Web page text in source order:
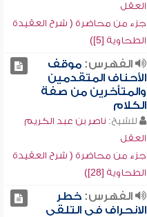
العقل
جزء من محاضرة ( شرح العقيدة
الطحاوية [5])
الفهرس:موقف
الأحناف المتقدمين
والمتأخرين من صفة
الكلام
للشيخ: ناصر بن عبد الكريم
العقل
جزء من محاضرة ( شرح العقيدة
الطحاوية [28])
الفهرس:خطر
الانحراف في التلقي